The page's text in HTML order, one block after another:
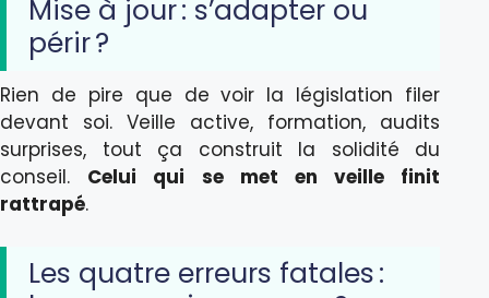
Mise à jour : s’adapter ou
périr ?
Rien de pire que de voir la législation filer
devant soi. Veille active, formation, audits
surprises, tout ça construit la solidité du
conseil. Celui qui se met en veille finit
rattrapé.
Les quatre erreurs fatales :